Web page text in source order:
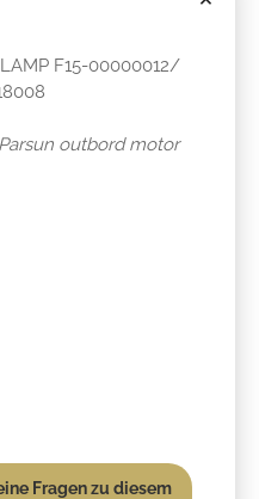
F15-00000012/
outbord motor
Fragen zu diesem